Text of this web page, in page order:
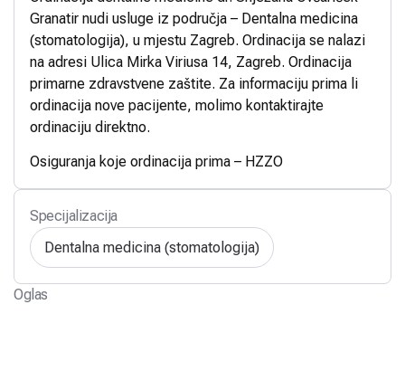
Granatir nudi usluge iz područja – Dentalna medicina
(stomatologija), u mjestu Zagreb. Ordinacija se nalazi
na adresi Ulica Mirka Viriusa 14, Zagreb. Ordinacija
primarne zdravstvene zaštite. Za informaciju prima li
ordinacija nove pacijente, molimo kontaktirajte
ordinaciju direktno.
Osiguranja koje ordinacija prima – HZZO
Specijalizacija
Dentalna medicina (stomatologija)
Oglas